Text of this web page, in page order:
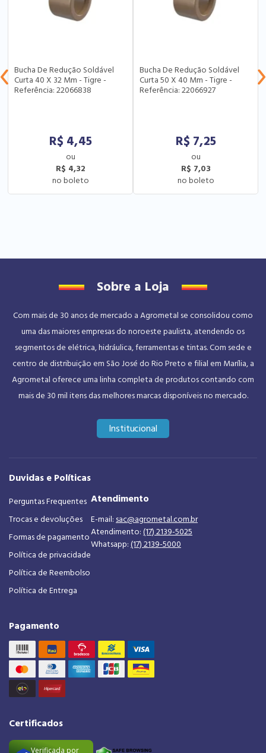
Bucha De Redução Soldável
Curta 40 X 32 Mm - Tigre -
Referência: 22066838
R$ 4,45
R$ 4,32
Bucha De Redução Soldável
Curta 50 X 40 Mm - Tigre -
Referência: 22066927
R$ 7,25
R$ 7,03
Sobre a Loja
Com mais de 30 anos de mercado a Agrometal se consolidou como
uma das maiores empresas do noroeste paulista, atendendo os
segmentos de elétrica, hidráulica, ferramentas e tintas. Com sede e
centro de distribuição em São José do Rio Preto e filial em Marília, a
Agrometal oferece uma linha completa de produtos contando com
mais de 30 mil itens das melhores marcas disponíveis no mercado.
Institucional
Duvidas e Políticas
Perguntas Frequentes
Trocas e devoluções
Formas de pagamento
Política de privacidade
Política de Reembolso
Política de Entrega
Atendimento
E-mail: sac@agrometal.com.br
Atendimento: (17) 2139-5025
Whatsapp: (17) 2139-5000
Pagamento
Certificados
Verificada por